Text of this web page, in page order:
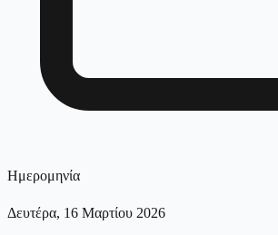
Ημερομηνία
Δευτέρα, 16 Μαρτίου 2026